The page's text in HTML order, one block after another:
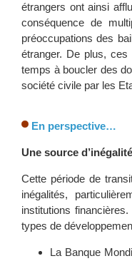
étrangers ont ainsi
conséquence de
préoccupations des
étranger. De plus,
temps à boucler des
société civile par les
En perspective…
Une source
Cette période de
inégalités,
institutions
types de
La Banque